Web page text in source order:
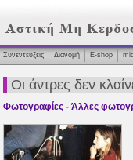
Συνεντεύξεις Διανομή Ε-shop
Οι άντρες δεν
Φωτογραφίες - Άλλες